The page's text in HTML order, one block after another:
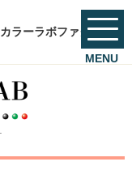
ラーラボファクトリ
MENU